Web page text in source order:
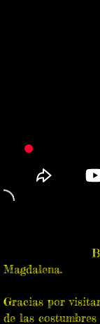
Los Niños
Fotos Viejitas
Informacion
Magdalena.
Gracias por
de las